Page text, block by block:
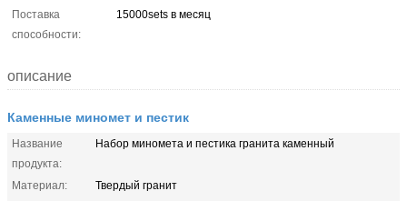
Поставка
способности:
15000sets в месяц
описание
Каменные миномет и пестик
Название
продукта:
Набор миномета и пестика гранита каменный
Материал:
Твердый гранит